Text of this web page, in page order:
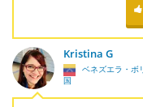
Kristina G
ベネズエラ・ボ
国